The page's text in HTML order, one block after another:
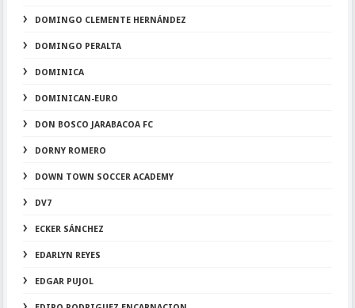
DOMINGO CLEMENTE HERNÁNDEZ
DOMINGO PERALTA
DOMINICA
DOMINICAN-EURO
DON BOSCO JARABACOA FC
DORNY ROMERO
DOWN TOWN SOCCER ACADEMY
DV7
ECKER SÁNCHEZ
EDARLYN REYES
EDGAR PUJOL